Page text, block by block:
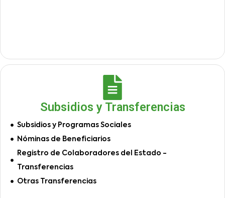
Subsidios y Transferencias
Subsidios y Programas Sociales
Nóminas de Beneficiarios
Registro de Colaboradores del Estado -
Transferencias
Otras Transferencias